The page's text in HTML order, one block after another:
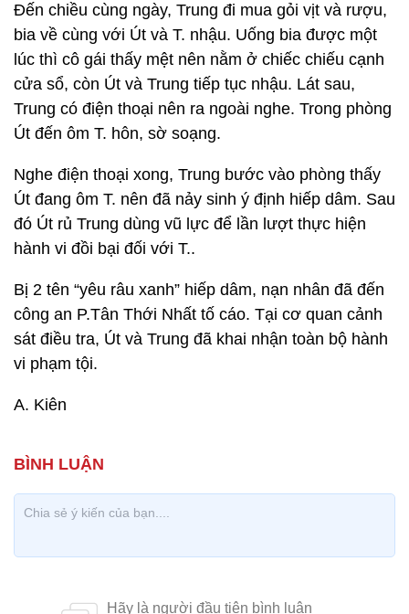
Đến chiều cùng ngày, Trung đi mua gỏi vịt và rượu,
bia về cùng với Út và T. nhậu. Uống bia được một
lúc thì cô gái thấy mệt nên nằm ở chiếc chiếu cạnh
cửa sổ, còn Út và Trung tiếp tục nhậu. Lát sau,
Trung có điện thoại nên ra ngoài nghe. Trong phòng
Út đến ôm T. hôn, sờ soạng.
Nghe điện thoại xong, Trung bước vào phòng thấy
Út đang ôm T. nên đã nảy sinh ý định hiếp dâm. Sau
đó Út rủ Trung dùng vũ lực để lần lượt thực hiện
hành vi đồi bại đối với T..
Bị 2 tên “yêu râu xanh” hiếp dâm, nạn nhân đã đến
công an P.Tân Thới Nhất tố cáo. Tại cơ quan cảnh
sát điều tra, Út và Trung đã khai nhận toàn bộ hành
vi phạm tội.
A. Kiên